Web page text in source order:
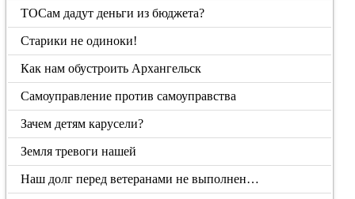
ТОСам дадут деньги из бюджета?
Старики не одиноки!
Как нам обустроить Архангельск
Самоуправление против самоуправства
Зачем детям карусели?
Земля тревоги нашей
Наш долг перед ветеранами не выполнен…